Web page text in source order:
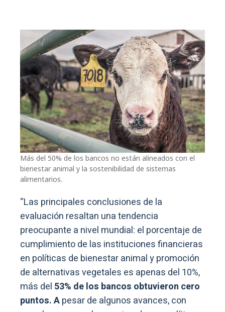
Más del 50% de los bancos no están alineados con el
bienestar animal y la sostenibilidad de sistemas
alimentarios.
“Las principales conclusiones de la
evaluación resaltan una tendencia
preocupante a nivel mundial: el porcentaje de
cumplimiento de las instituciones financieras
en políticas de bienestar animal y promoción
de alternativas vegetales es apenas del 10%,
más del 53% de los bancos obtuvieron cero
puntos. Apesar de algunos avances, con